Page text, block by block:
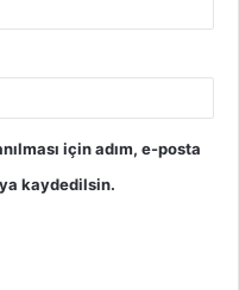
için adım, e-posta
kaydedilsin.